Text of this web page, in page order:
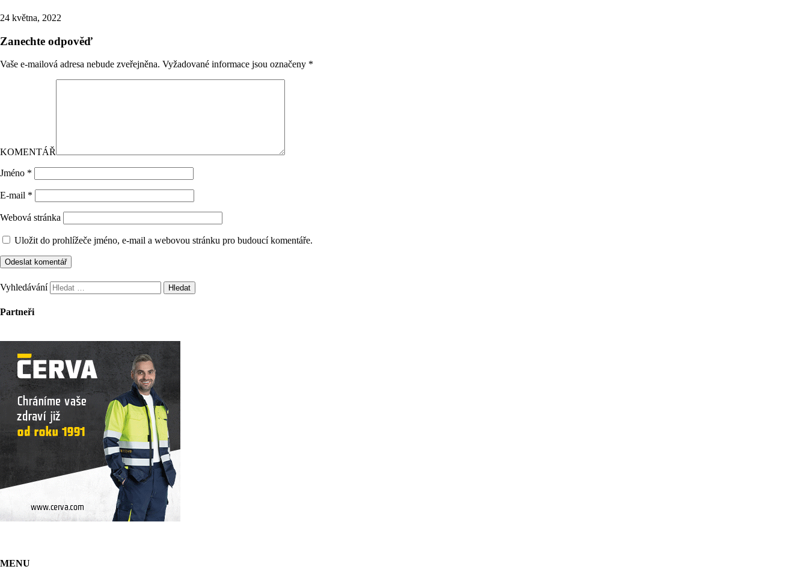
24 května, 2022
Zanechte odpověď
Vaše e-mailová adresa nebude zveřejněna. Vyžadované informace jsou označeny *
KOMENTÁŘ
Jméno *
E-mail *
Webová stránka
Uložit do prohlížeče jméno, e-mail a webovou stránku pro budoucí komentáře.
Vyhledávání
Partneři
MENU